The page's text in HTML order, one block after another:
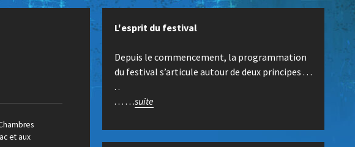
et aux
L'esprit du festival
Depuis le commencement, la programmation
du festival s’articule autour de deux principes . . .
. .
. . . . . .suite